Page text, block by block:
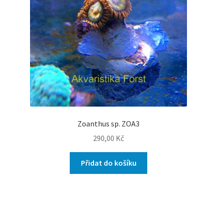
Zoanthus sp. ZOA3
290,00 Kč
Přidat do košíku